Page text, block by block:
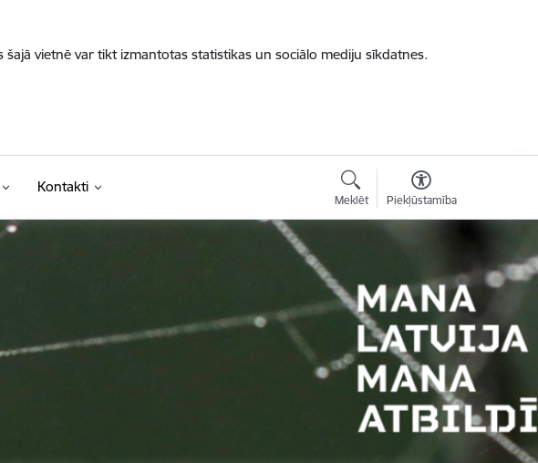
vietnē var tikt izmantotas statistikas un sociālo mediju sīkdatnes.
Kontakti
Meklēt Piekļūstamība